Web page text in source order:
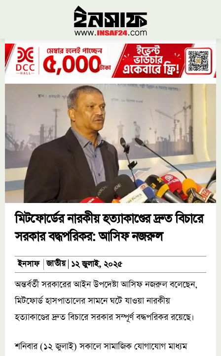
মিটফোর্ডের নারকীয় হত্যাকাণ্ডের দ্রুত বিচারে
সরকার বদ্ধপরিকর: আসিফ নজরুল
ইনসাফ জাতীয় ১২ জুলাই, ২০২৫
অন্তর্বর্তী সরকারের আইন উপদেষ্টা আসিফ নজরুল বলেছেন,
মিটফোর্ড হাসপাতালের সামনে ঘটে যাওয়া নারকীয়
হত্যাকাণ্ডের দ্রুত বিচারে সরকার সম্পূর্ণ বদ্ধপরিকর রয়েছে।
শনিবার (১২ জুলাই) সকালে সামাজিক যোগাযোগ মাধ্যম